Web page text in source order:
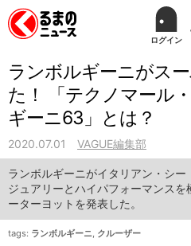
ログイン
ランボルギーニがス
た！ 「テクノマール
ギーニ63」とは？
2020.07.01 VAGUE編集部
ランボルギーニがイタリアン・シ
ジュアリーとハイパフォーマンス
ーターヨットを発表した。
tags: ランボルギーニ, クルーザー